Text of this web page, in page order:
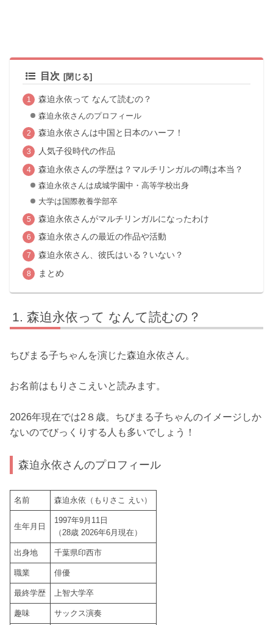
目次
森迫永依って なんて読むの？
森迫永依さんのプロフィール
森迫永依さんは中国と日本のハーフ！
人気子役時代の作品
森迫永依さんの学歴は？マルチリンガルの噂は本当？
森迫永依さんは成城学園中・高等学校出身
大学は国際教養学部卒
森迫永依さんがマルチリンガルになったわけ
森迫永依さんの最近の作品や活動
森迫永依さん、彼氏はいる？いない？
まとめ
森迫永依って なんて読むの？
ちびまる子ちゃんを演じた森迫永依さん。
お名前はもりさこえいと読みます。
2026年現在では2８歳。ちびまる子ちゃんのイメージしか
ないのでびっくりする人も多いでしょう！
森迫永依さんのプロフィール
名前 森迫永依（もりさこ えい）
生年月日
1997年9月11日
（28歳 2026年6月現在）
出身地 千葉県印西市
職業 俳優
最終学歴 上智大学卒
趣味 サックス演奏